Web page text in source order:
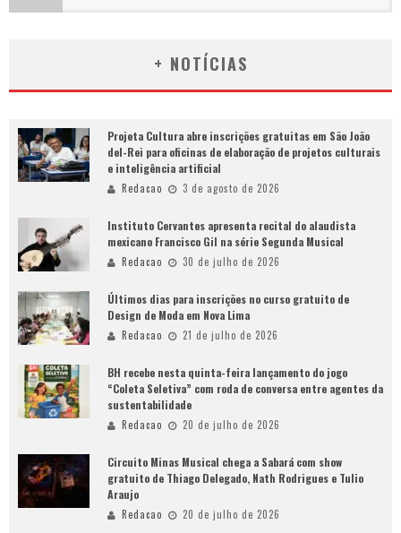
+ NOTÍCIAS
Projeta Cultura abre inscrições gratuitas em São João
del-Rei para oficinas de elaboração de projetos culturais
e inteligência artificial
Redacao 3 de agosto de 2026
Instituto Cervantes apresenta recital do alaudista
mexicano Francisco Gil na série Segunda Musical
Redacao 30 de julho de 2026
Últimos dias para inscrições no curso gratuito de
Design de Moda em Nova Lima
Redacao 21 de julho de 2026
BH recebe nesta quinta-feira lançamento do jogo
“Coleta Seletiva” com roda de conversa entre agentes da
sustentabilidade
Redacao 20 de julho de 2026
Circuito Minas Musical chega a Sabará com show
gratuito de Thiago Delegado, Nath Rodrigues e Tulio
Araujo
Redacao 20 de julho de 2026